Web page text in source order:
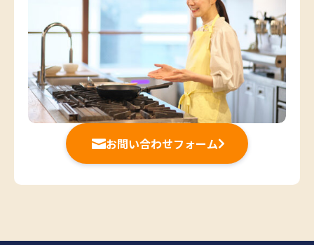
お問い合わせフォーム